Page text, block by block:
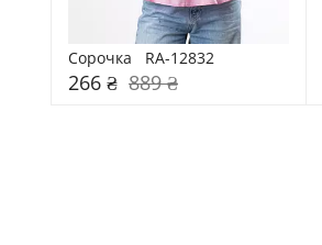
Сорочка   RA-12832
266 ₴ 889 ₴